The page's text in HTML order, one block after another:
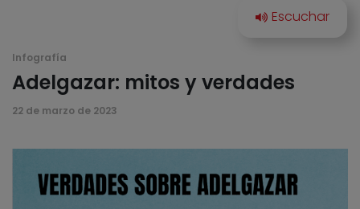
Infografía
Adelgazar: mitos y verdades
22 de marzo de 2023